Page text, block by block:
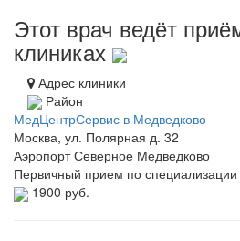
Этот врач ведёт
клиниках
Адрес клиники
Район
МедЦентрСервис в Медведково
Москва, ул. Полярная д. 32
АэропортСеверное Медведково
Первичный прием по специализации
1900 руб.